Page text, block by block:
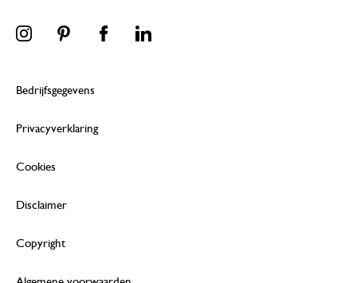
Bedrijfsgegevens
Privacyverklaring
Cookies
Disclaimer
Copyright